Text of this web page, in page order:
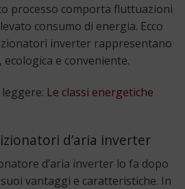
processo comporta fluttuazioni
consumo di energia. Ecco
inverter rappresentano
e conveniente.
Le classi energetiche
d’aria inverter
d’aria inverter lo fa dopo
vantaggi e caratteristiche. In